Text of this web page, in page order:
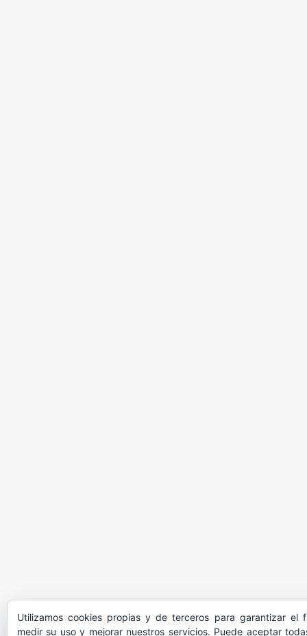
Utilizamos cookies propias y de terceros para garantizar el
medir su uso y mejorar nuestros servicios. Puede aceptar